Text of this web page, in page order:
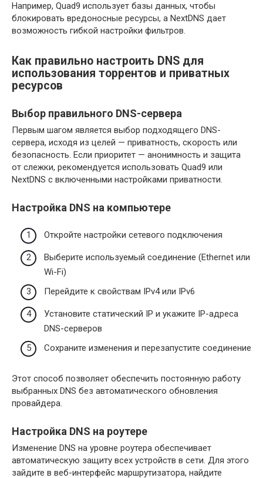
Например, Quad9 использует базы данных, чтобы
блокировать вредоносные ресурсы, а NextDNS дает
возможность гибкой настройки фильтров.
Как правильно настроить DNS для
использования торрентов и приватных
ресурсов
Выбор правильного DNS-сервера
Первым шагом является выбор подходящего DNS-
сервера, исходя из целей — приватность, скорость или
безопасность. Если приоритет — анонимность и защита
от слежки, рекомендуется использовать Quad9 или
NextDNS с включенными настройками приватности.
Настройка DNS на компьютере
Откройте настройки сетевого подключения
Выберите используемый соединение (Ethernet или
Wi-Fi)
Перейдите к свойствам IPv4 или IPv6
Установите статический IP и укажите IP-адреса
DNS-серверов
Сохраните изменения и перезапустите соединение
Этот способ позволяет обеспечить постоянную работу
выбранных DNS без автоматического обновления
провайдера.
Настройка DNS на роутере
Изменение DNS на уровне роутера обеспечивает
автоматическую защиту всех устройств в сети. Для этого
зайдите в веб-интерфейс маршрутизатора, найдите